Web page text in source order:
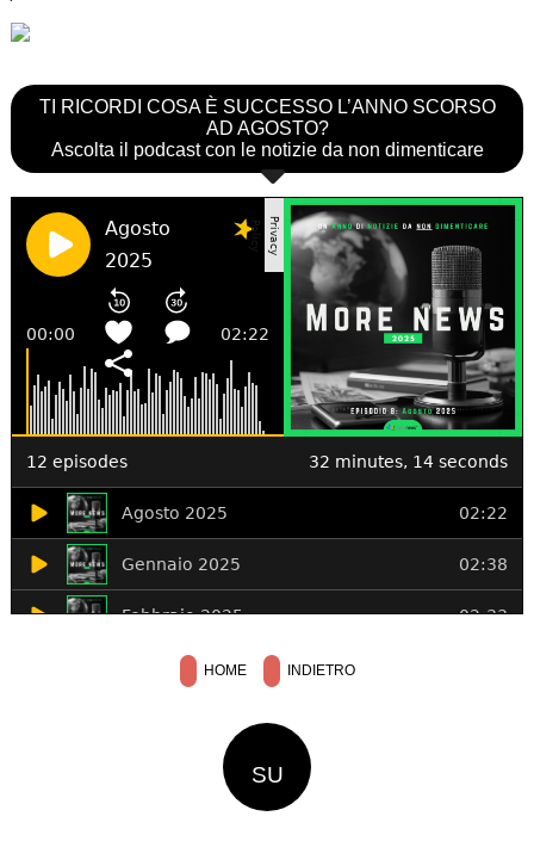
TI RICORDI COSA È SUCCESSO L’ANNO SCORSO
AD AGOSTO?
Ascolta il podcast con le notizie da non dimenticare
HOME INDIETRO
SU